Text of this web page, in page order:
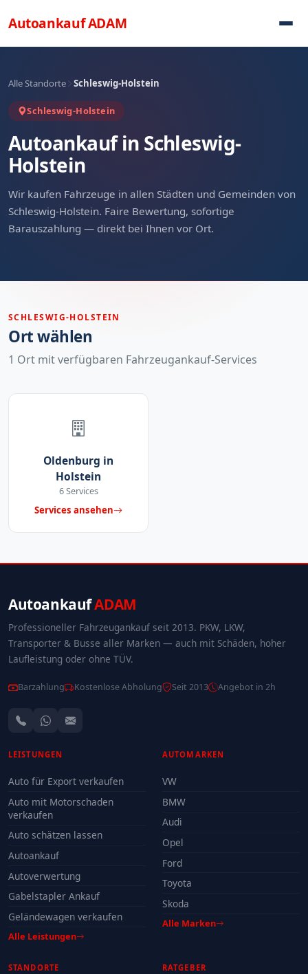
AutoankaufADAM
Alle Standorte Schleswig-Holstein
Schleswig-Holstein
Autoankauf in Schleswig-
Holstein
Wir kaufen Fahrzeuge in allen Städten und Gemeinden von
Schleswig-Holstein. Faire Bewertung, sofortige
Barauszahlung — direkt bei Ihnen vor Ort.
SCHLESWIG-HOLSTEIN
Ort wählen
1 Ort mit verfügbaren Fahrzeugankauf-Services
Oldenburg in
Holstein
6 Services
Services ansehen
AutoankaufADAM
Professioneller Fahrzeugankauf seit 2013. PKW, LKW,
Transporter & Busse aller Marken — auch mit Schäden, hoher
Laufleistung oder ohne TÜV.
Barzahlung Kostenlose Abholung Seit 2013 Angebot in 2h
LEISTUNGEN
Auto für Export verkaufen
Auto mit Motorschaden
verkaufen
Auto schätzen lassen
Autoankauf
Autoverwertung
Gabelstapler Ankauf
Geländewagen verkaufen
Alle Leistungen
AUTOMARKEN
VW
BMW
Audi
Opel
Ford
Toyota
Skoda
Alle Marken
STANDORTE RATGEBER